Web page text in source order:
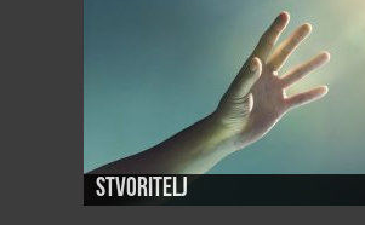
Stvoritelj